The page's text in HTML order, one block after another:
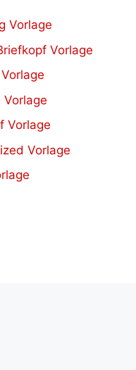
Vorlage
Vorlage
Vorlage
Vorlage
Vorlage